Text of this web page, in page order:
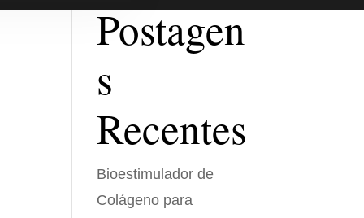
Postagen
s
Recentes
Bioestimulador de
Colágeno para